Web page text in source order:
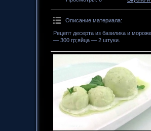
Описание материала:
Рецепт десерта из базилика и
— 300 гр;яйца — 2 штуки.